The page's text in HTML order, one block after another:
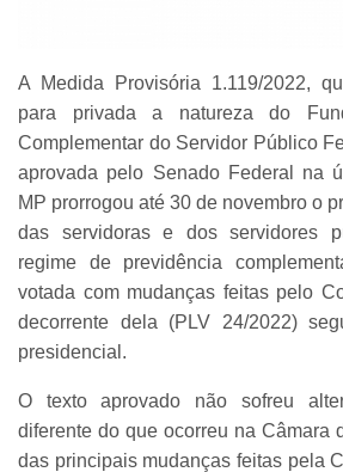
A Medida Provisória 1.119/2022,
para privada a natureza do
Complementar do Servidor Público
aprovada pelo Senado Federal na
MP prorrogou até 30 de novembro o
das servidoras e dos servidores
regime de previdência
votada com mudanças feitas pelo
decorrente dela (PLV 24/2022)
presidencial.
O texto aprovado não sofreu
diferente do que ocorreu na Câmara
das principais mudanças feitas pela